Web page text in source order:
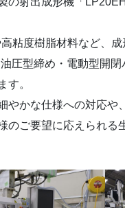
粘度樹脂材料など、
圧型締め・電動型開
す。
やかな仕様への対応
のご要望に応えられ